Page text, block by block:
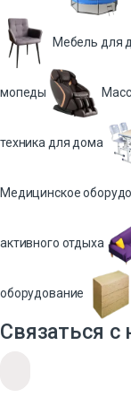
Мебель для
мопеды
техника для дома
Медицинское
активного отдыха
оборудование
Связаться с